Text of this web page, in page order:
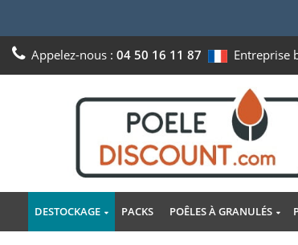
Appelez-nous : 04 50 16 11 87 Entreprise
DESTOCKAGE PACKS POÊLES À GRANULÉS